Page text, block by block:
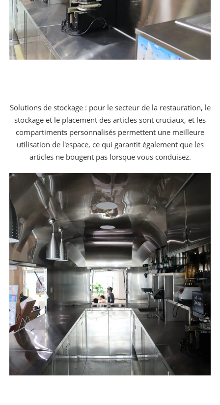
Solutions de stockage : pour le secteur de la restauration, le
stockage et le placement des articles sont cruciaux, et les
compartiments personnalisés permettent une meilleure
utilisation de l'espace, ce qui garantit également que les
articles ne bougent pas lorsque vous conduisez.